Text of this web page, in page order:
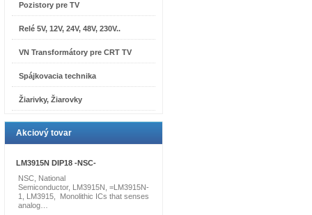
Pozistory pre TV
Relé 5V, 12V, 24V, 48V, 230V..
VN Transformátory pre CRT TV
Spájkovacia technika
Žiarivky, Žiarovky
Akciový tovar
LM3915N DIP18 -NSC-
NSC, National
Semiconductor, LM3915N, =LM3915N-
1, LM3915, Monolithic ICs that senses
analog…